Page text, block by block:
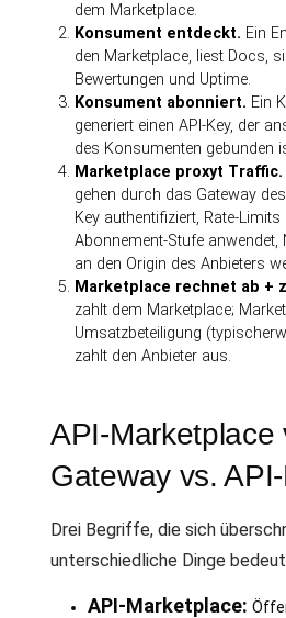
dem Marketplace.
Konsument entdeckt. Ein
den Marketplace, liest Docs,
Bewertungen und Uptime.
Konsument abonniert. Ein
generiert einen API-Key, der
des Konsumenten gebunden
Marketplace proxyt Traffic.
gehen durch das Gateway
Key authentifiziert, Rate-
Abonnement-Stufe anwendet,
an den Origin des Anbieters
Marketplace rechnet ab +
zahlt dem Marketplace;
Umsatzbeteiligung
zahlt den Anbieter aus.
API-Marketplace
Gateway vs.
Drei Begriffe, die sich
unterschiedliche Dinge
API-Marketplace: